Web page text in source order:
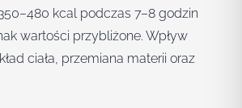
kcal podczas 7–8 godzin
wartości przybliżone. Wpływ
ciała, przemiana materii oraz